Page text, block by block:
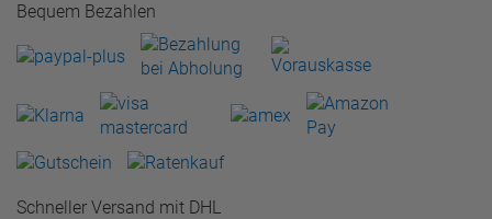
Bequem Bezahlen
Schneller Versand mit DHL